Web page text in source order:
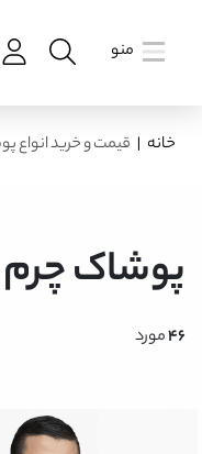
منو
خانه | قیمت و خرید انواع
پوشاک چرم
46مورد